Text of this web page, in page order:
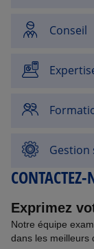
Conseil
Gestion
CONTACTEZ-